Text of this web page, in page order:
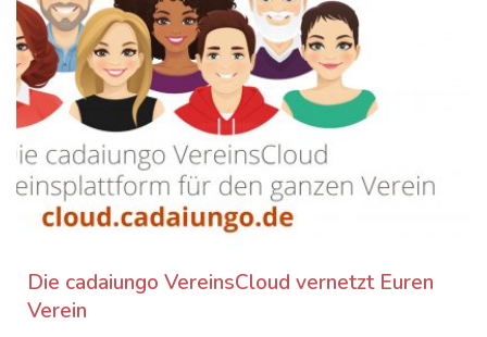
Die cadaiungo VereinsCloud vernetzt Euren
Verein